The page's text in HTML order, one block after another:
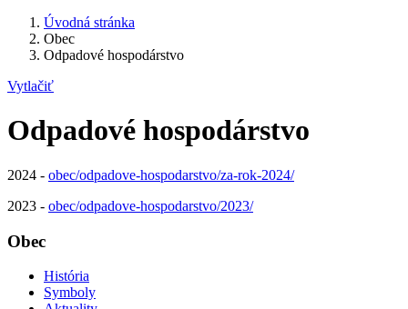
Úvodná stránka
Obec
Odpadové hospodárstvo
Vytlačiť
Odpadové hospodárstvo
2024 - obec/odpadove-hospodarstvo/za-rok-2024/
2023 - obec/odpadove-hospodarstvo/2023/
Obec
História
Symboly